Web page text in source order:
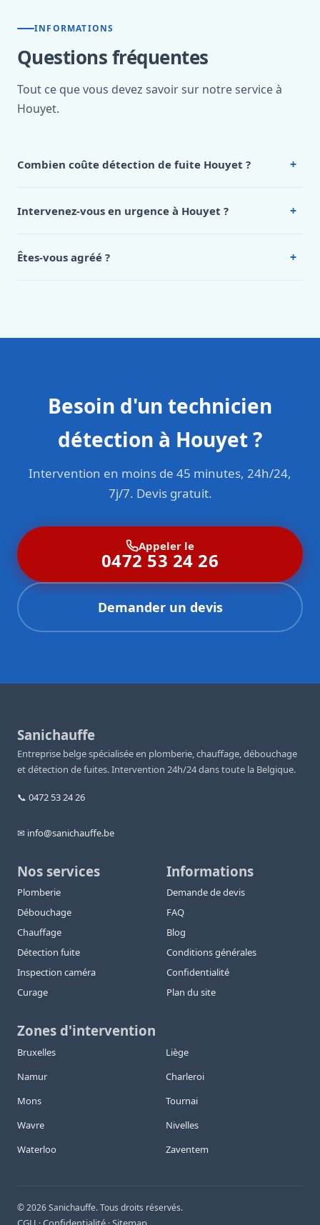
INFORMATIONS
Questions fréquentes
Tout ce que vous devez savoir sur notre service à
Houyet.
Combien coûte détection de fuite Houyet ? +
appelez le 0472 53 24 26.
Intervenez-vous en urgence à Houyet ? +
Êtes-vous agréé ? +
Besoin d'un technicien
détection à Houyet ?
Intervention en moins de 45 minutes, 24h/24,
7j/7. Devis gratuit.
Appeler le
0472 53 24 26
Demander un devis
Sanichauffe
Entreprise belge spécialisée en plomberie, chauffage, débouchage
et détection de fuites. Intervention 24h/24 dans toute la Belgique.
📞 0472 53 24 26
✉ info@sanichauffe.be
Nos services
Plomberie
Débouchage
Chauffage
Détection fuite
Inspection caméra
Curage
Informations
Demande de devis
FAQ
Blog
Conditions générales
Confidentialité
Plan du site
Zones d'intervention
Bruxelles
Liège
Namur
Charleroi
Mons
Tournai
Wavre
Nivelles
Waterloo
Zaventem
©2026Sanichauffe. Tous droits réservés.